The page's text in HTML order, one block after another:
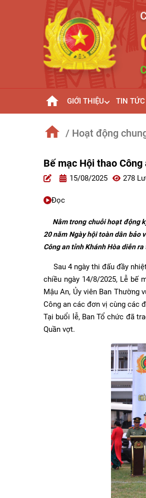
GIỚI THIỆU TIN
/ Hoạt động
Bế mạc Hội thao
15/08/2025 278
Đọc
Nằm trong chuỗi hoạt động
20 năm Ngày hội toàn dân bảo
Công an tỉnh Khánh Hòa diễn
Sau 4 ngày thi đấu đầy
chiều ngày 14/8/2025, Lễ bế
Mậu An, Ủy viên Ban Thường
Công an các đơn vị cùng các
Tại buổi lễ, Ban Tổ chức đã
Quần vợt.